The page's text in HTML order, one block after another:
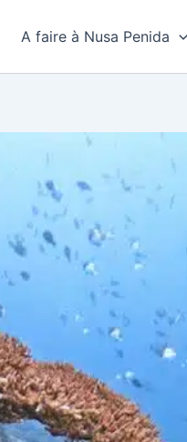
A faire à Nusa Penida